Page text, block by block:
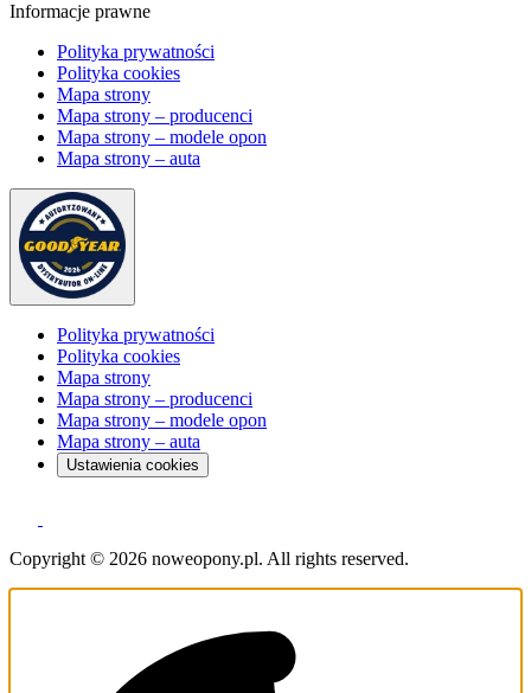
Informacje prawne
Polityka prywatności
Polityka cookies
Mapa strony
Mapa strony – producenci
Mapa strony – modele opon
Mapa strony – auta
Polityka prywatności
Polityka cookies
Mapa strony
Mapa strony – producenci
Mapa strony – modele opon
Mapa strony – auta
Ustawienia cookies
Copyright © 2026 noweopony.pl. All rights reserved.